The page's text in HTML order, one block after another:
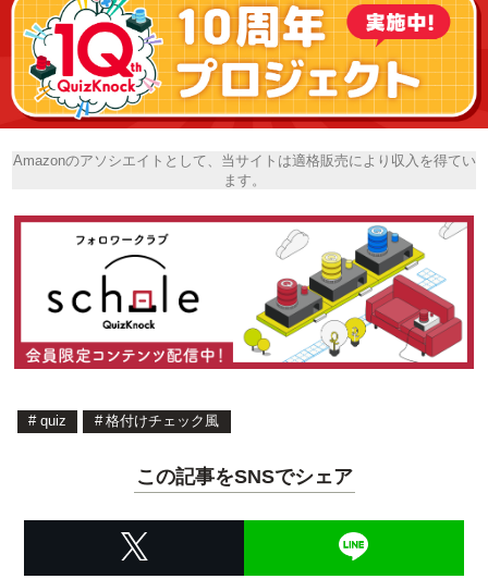
Amazonのアソシエイトとして、当サイトは適格販売により収入を得てい
ます。
# quiz # 格付けチェック風
この記事をSNSでシェア